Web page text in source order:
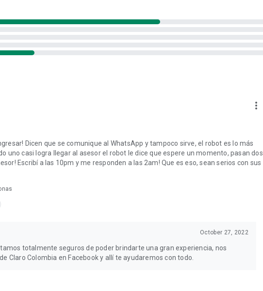
more_vert
Dicen que se comunique al WhatsApp y tampoco sirve, el robot es lo más
uno casi logra llegar al asesor el robot le dice que espere un momento, pasan dos
Escribí a las 10pm y me responden a las 2am! Que es eso, sean serios con sus
October 27, 2022
totalmente seguros de poder brindarte una gran experiencia, nos
Claro Colombia en Facebook y allí te ayudaremos con todo.